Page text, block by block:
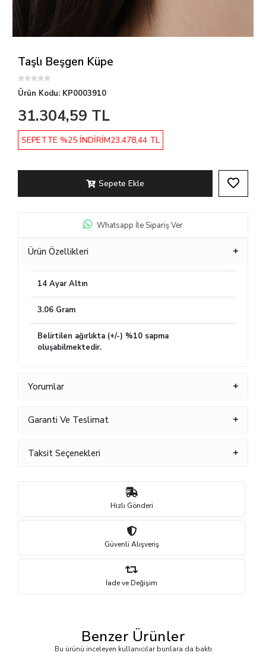
Taşlı Beşgen Küpe
Ürün Kodu: KP0003910
31.304,59 TL
SEPETTE %25 İNDİRİM23.478,44 TL
Sepete Ekle
Whatsapp İle Sipariş Ver
Ürün Özellikleri
14 Ayar Altın
3.06 Gram
Belirtilen ağırlıkta (+/-) %10 sapma
oluşabilmektedir.
Yorumlar
Garanti Ve Teslimat
Taksit Seçenekleri
Hızlı Gönderi
Güvenli Alışveriş
İade ve Değişim
Benzer Ürünler
Bu ürünü inceleyen kullanıcılar bunlara da baktı